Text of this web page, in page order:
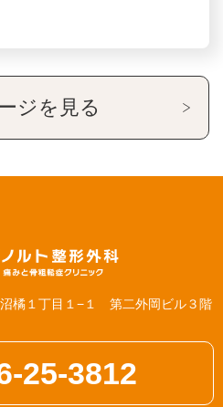
ジを見る
橘１丁目１−１ 第二外岡ビル３階
25-3812